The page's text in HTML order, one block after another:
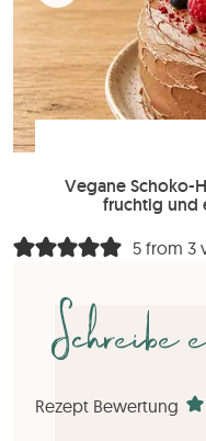
Vegane Schoko-
fruchtig und
5 from 3
Schreibe
Rezept Bewertung